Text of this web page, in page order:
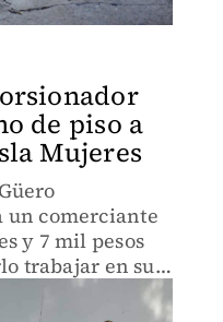
de piso a
Mujeres
un comerciante
y 7 mil pesos
trabajar en su